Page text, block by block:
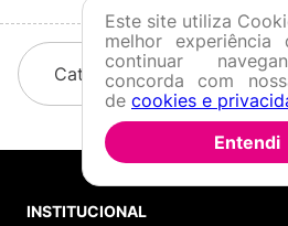
Categorias
INSTITUCIONAL
Este site utiliza
melhor
continuar
concorda com
de cookies e
Entendi